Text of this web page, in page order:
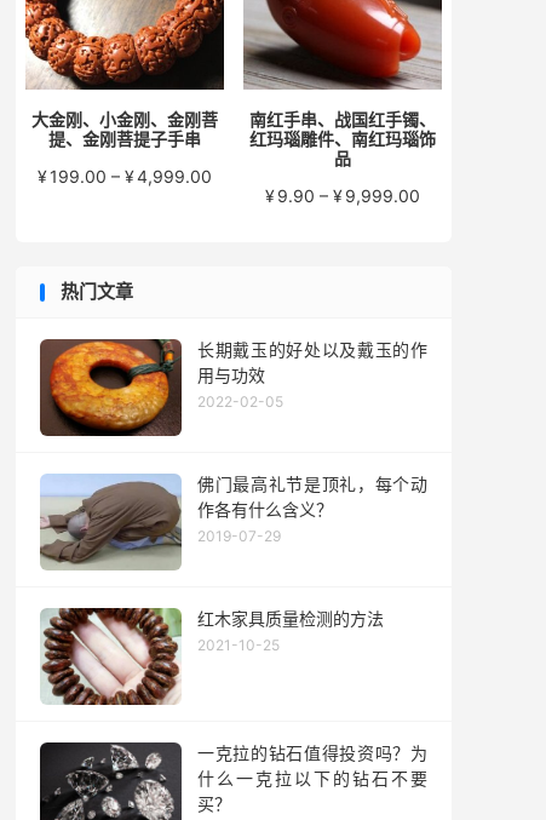
大金刚、小金刚、金刚菩
提、金刚菩提子手串
¥199.00 – ¥4,999.00
南红手串、战国红手镯、
红玛瑙雕件、南红玛瑙饰
品
¥9.90 – ¥9,999.00
¥9,999.00
热门文章
长期戴玉的好处以及戴玉的作
用与功效
2022-02-05
佛门最高礼节是顶礼，每个动
作各有什么含义？
2019-07-29
红木家具质量检测的方法
2021-10-25
一克拉的钻石值得投资吗？为
什么一克拉以下的钻石不要
买？